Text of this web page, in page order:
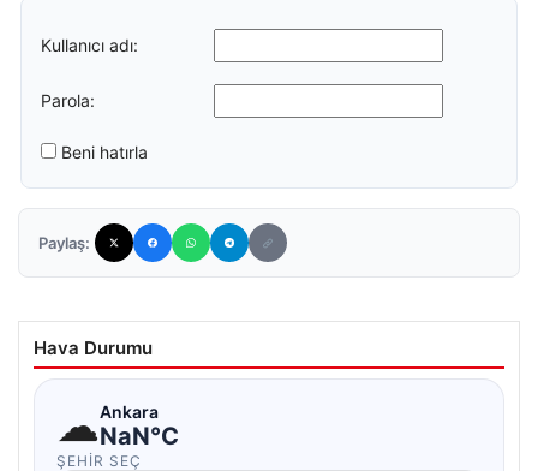
Kullanıcı adı:
Parola:
Beni hatırla
Paylaş:
Hava Durumu
☁Ankara
NaN°C
ŞEHIR SEÇ